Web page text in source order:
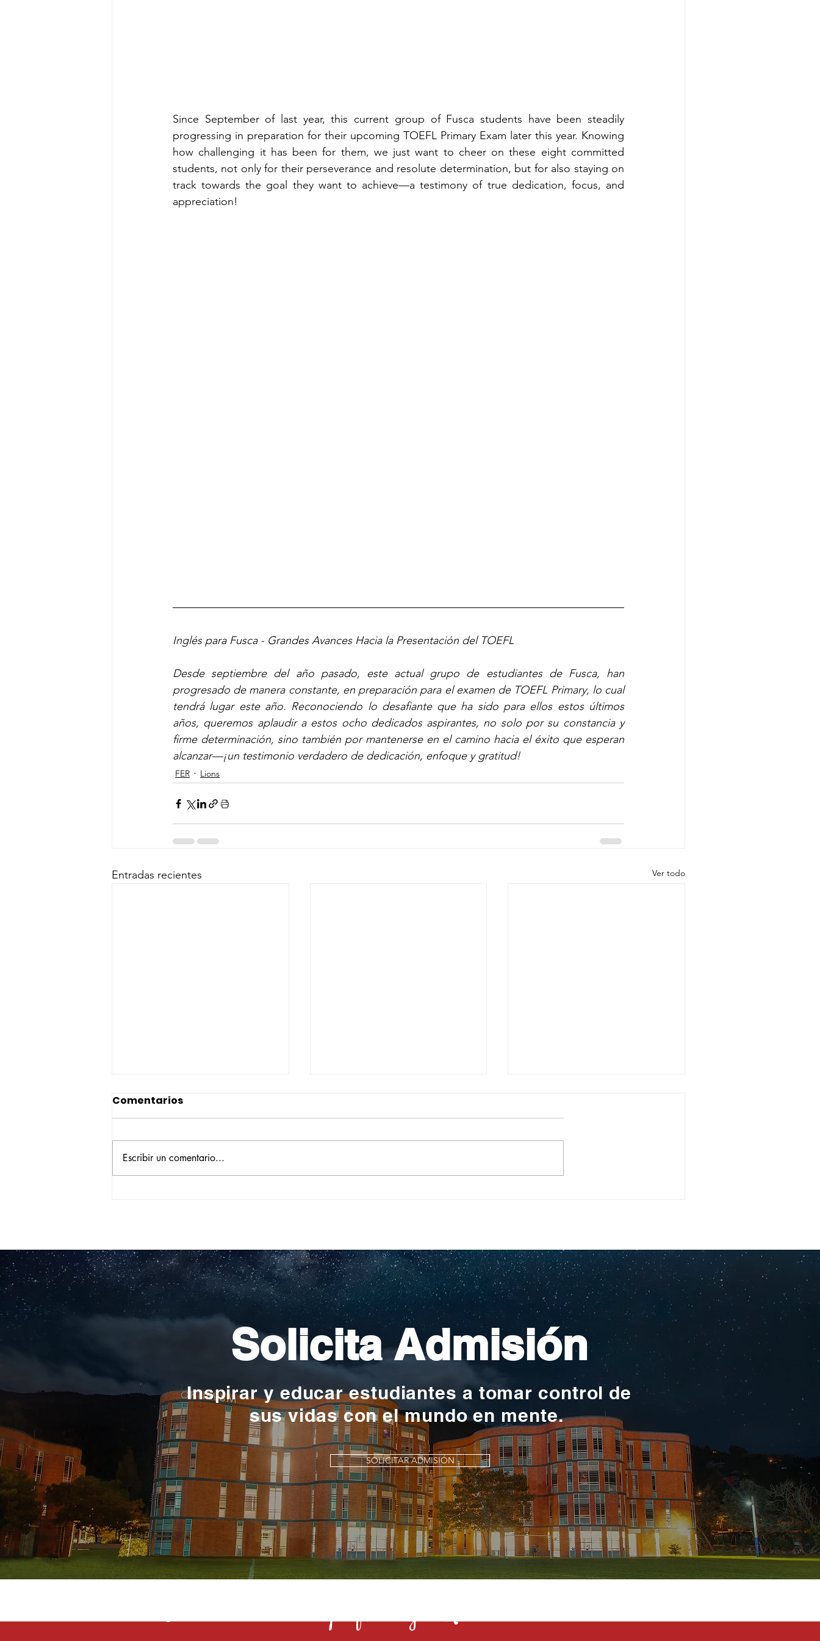
Since September of last year, this current group of Fusca students have been steadily
progressing in preparation for their upcoming TOEFL Primary Exam later this year. Knowing
how challenging it has been for them, we just want to cheer on these eight committed
students, not only for their perseverance and resolute determination, but for also staying on
track towards the goal they want to achieve—a testimony of true dedication, focus, and
appreciation!
Inglés para Fusca - Grandes Avances Hacia la Presentación del TOEFL
Desde septiembre del año pasado, este actual grupo de estudiantes de Fusca, han
progresado de manera constante, en preparación para el examen de TOEFL Primary, lo cual
tendrá lugar este año. Reconociendo lo desafiante que ha sido para ellos estos últimos
años, queremos aplaudir a estos ocho dedicados aspirantes, no solo por su constancia y
firme determinación, sino también por mantenerse en el camino hacia el éxito que esperan
alcanzar—¡un testimonio verdadero de dedicación, enfoque y gratitud!
FER Lions
Entradas recientes Ver todo
Comentarios
Escribir un comentario...
Solicita Admisión
Inspirar y educar estudiantes a tomar control de
sus vidas con el mundo en mente.
SOLICITAR ADMISIÓN
La educación es una profesión y el Rochester la toma en serio